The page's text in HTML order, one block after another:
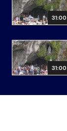
31:00
31:00